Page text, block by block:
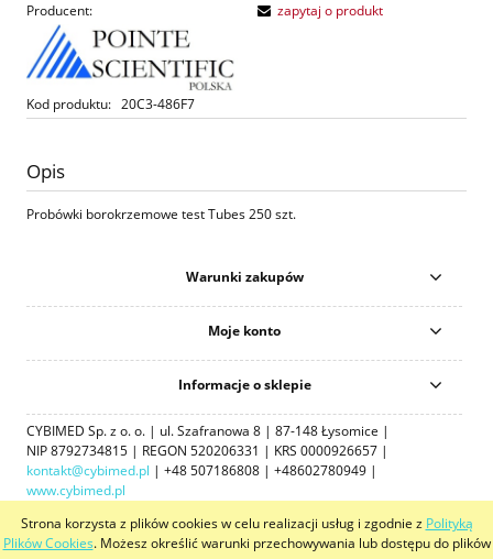
Strona korzysta z plików cookies w celu realizacji usług i zgodnie z Polityką
Plików Cookies. Możesz określić warunki przechowywania lub dostępu do plików
Producent:
Kod produktu: 20C3-486F7
zapytaj o produkt
Opis
Probówki borokrzemowe test Tubes 250 szt.
Warunki zakupów
Moje konto
Informacje o sklepie
CYBIMED Sp. z o. o. | ul. Szafranowa 8 | 87-148 Łysomice |
NIP 8792734815 | REGON 520206331 | KRS 0000926657 |
kontakt@cybimed.pl | +48 507186808 | +48602780949 |
www.cybimed.pl
pokaż pełną wersję strony